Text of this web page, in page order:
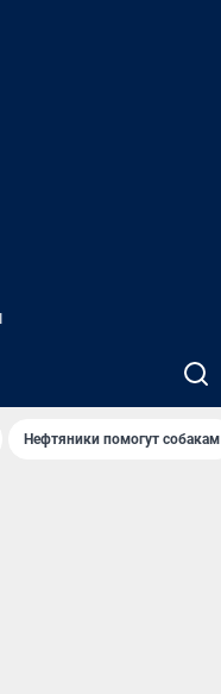
Нефтяники помогут собакам